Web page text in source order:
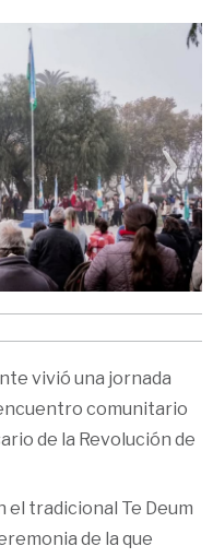
›
vivió una jornada
comunitario
de la Revolución de
el tradicional Te Deum
de la que